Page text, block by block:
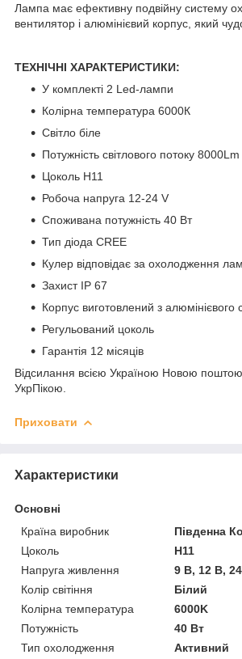
Лампа має ефективну подвійну систему
вентилятор і алюмінієвий корпус, який
ТЕХНІЧНІ ХАРАКТЕРИСТИКИ:
У комплекті 2 Led-лампи
Колірна температура 6000К
Світло біле
Потужність світлового потоку 8000Lm
Цоколь Н11
Робоча напруга 12-24 V
Споживана потужність 40 Вт
Тип діода СREE
Кулер відповідає за охолодження
Захист IP 67
Корпус виготовлений з алюмінієвого
Регульований цоколь
Гарантія 12 місяців
Відсилання всією Україною Новою
УкрПікою.
Приховати
Характеристики
Основні
Країна виробник
Південна
Цоколь
H11
Напруга живлення
9 В, 12 В,
Колір світіння
Білий
Колірна температура
6000K
Потужність
40 Вт
Тип охолодження
Активний